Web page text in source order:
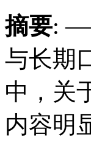
摘要:
与长期
中，关
内容明